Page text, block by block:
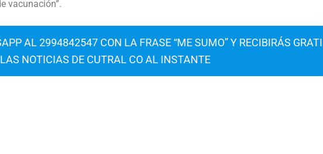
vacunación”.
AL 2994842547 CON LA FRASE “ME SUMO” Y RECIBIRÁS
LAS NOTICIAS DE CUTRAL CO AL INSTANTE